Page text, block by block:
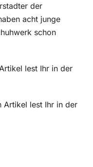
der
acht junge
schon
lest Ihr in der
Artikel lest Ihr in der